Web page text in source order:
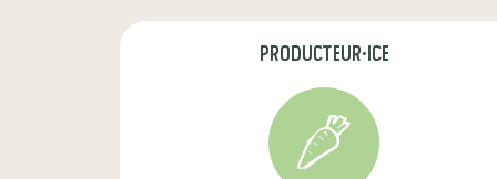
producteur·ice